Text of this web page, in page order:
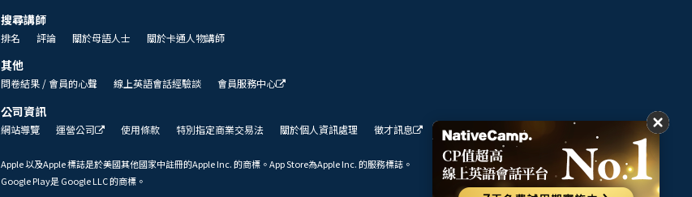
搜尋講師
排名 評論 關於母語人士 關於卡通人物講師
其他
問卷結果 / 會員的心聲 線上英語會話經驗談 會員服務中心
公司資訊
網站導覽 運營公司 使用條款 特別指定商業交易法 關於個人資訊處理 徵才訊息 我們的展望
Apple 以及Apple 標誌是於美國其他國家中註冊的Apple Inc. 的商標。App Store為Apple Inc. 的服務標誌。
Google Play是 Google LLC 的商標。